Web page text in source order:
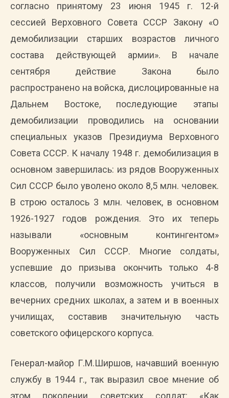
согласно принятому 23 июня 1945 г. 12-й
сессией Верховного Совета СССР Закону «О
демобилизации старших возрастов личного
состава действующей армии». В начале
сентября действие Закона было
распространено на войска, дислоцированные на
Дальнем Востоке, последующие этапы
демобилизации проводились на основании
специальных указов Президиума Верховного
Совета СССР. К началу 1948 г. демобилизация в
основном завершилась: из рядов Вооруженных
Сил СССР было уволено около 8,5 млн. человек.
В строю осталось 3 млн. человек, в основном
1926-1927 годов рождения. Это их теперь
называли «основным контингентом»
Вооруженных Сил СССР. Многие солдаты,
успевшие до призыва окончить только 4-8
классов, получили возможность учиться в
вечерних средних школах, а затем и в военных
училищах, составив значительную часть
советского офицерского корпуса.
Генерал-майор Г.М.Ширшов, начавший военную
службу в 1944 г., так выразил свое мнение об